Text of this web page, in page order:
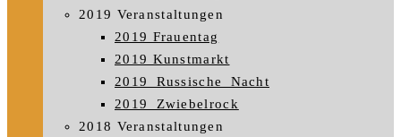
2019 Veranstaltungen
2019 Frauentag
2019 Kunstmarkt
2019_Russische_Nacht
2019_Zwiebelrock
2018 Veranstaltungen